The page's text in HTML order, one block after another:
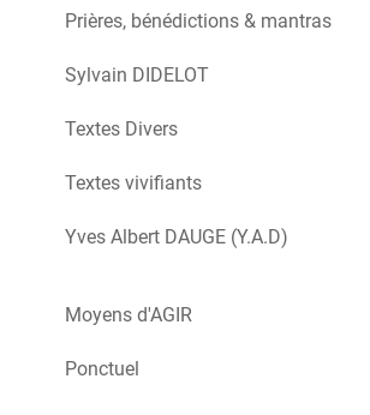
Prières, bénédictions & mantras
Sylvain DIDELOT
Textes Divers
Textes vivifiants
Yves Albert DAUGE (Y.A.D)
Moyens d'AGIR
Ponctuel